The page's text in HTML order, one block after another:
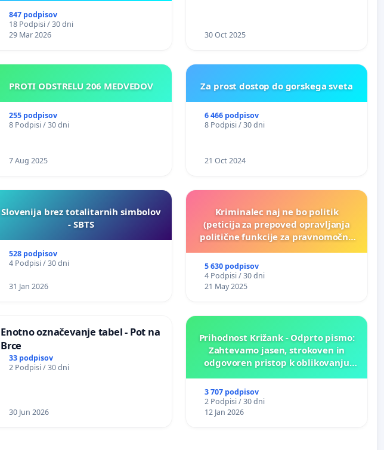
847 podpisov
18 Podpisi / 30 dni
29 Mar 2026
30 Oct 2025
PROTI ODSTRELU 206 MEDVEDOV
255 podpisov
8 Podpisi / 30 dni
7 Aug 2025
Za prost dostop do gorskega sveta
6 466 podpisov
8 Podpisi / 30 dni
21 Oct 2024
Slovenija brez totalitarnih simbolov
- SBTS
528 podpisov
4 Podpisi / 30 dni
31 Jan 2026
Kriminalec naj ne bo politik
(peticija za prepoved opravljanja
politične funkcije za pravnomočno
5 630 podpisov
4 Podpisi / 30 dni
21 May 2025
Enotno označevanje tabel - Pot na
Brce
33 podpisov
2 Podpisi / 30 dni
30 Jun 2026
Prihodnost Križank - Odprto pismo:
Zahtevamo jasen, strokoven in
odgovoren pristop k oblikovanju
3 707 podpisov
2 Podpisi / 30 dni
12 Jan 2026